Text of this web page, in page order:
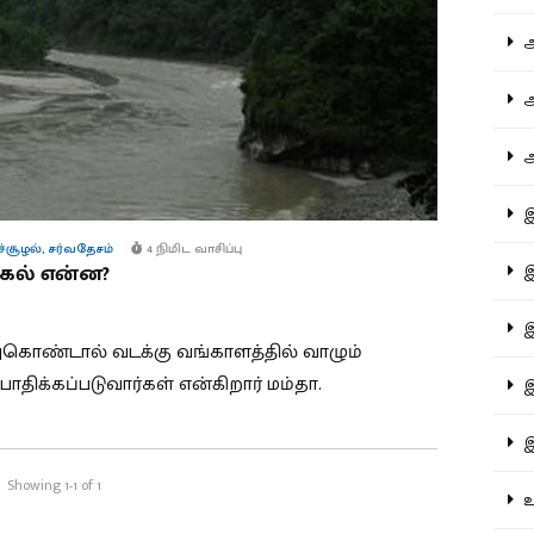
, சர்வதேசம் 4 நிமிட வாசிப்பு
என்ன?
வடக்கு வங்காளத்தில் வாழும்
என்கிறார் மம்தா.
Showing 1-1 of 1